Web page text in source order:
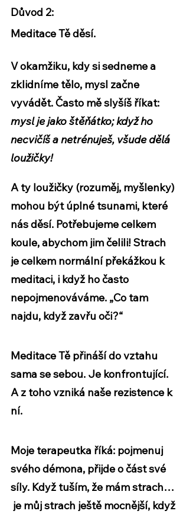
Důvod 2:
Meditace Tě děsí.
V okamžiku, kdy si sedneme a
zklidníme tělo, mysl začne
vyvádět. Často mě slyšíš říkat:
mysl je jako štěňátko; když ho
necvičíš a netrénuješ, všude dělá
loužičky!
A ty loužičky (rozuměj, myšlenky)
mohou být úplné tsunami, které
nás děsí. Potřebujeme celkem
koule, abychom jim čelili! Strach
je celkem normální překážkou k
meditaci, i když ho často
nepojmenováváme. „Co tam
najdu, když zavřu oči?“
Meditace Tě přináší do vztahu
sama se sebou. Je konfrontující.
A z toho vzniká naše rezistence k
ní.
Moje terapeutka říká: pojmenuj
svého démona, přijde o část své
síly. Když tuším, že mám strach…
je můj strach ještě mocnější, když